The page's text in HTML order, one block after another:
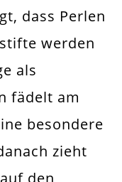
dass Perlen
werden
als
fädelt am
besondere
zieht
den